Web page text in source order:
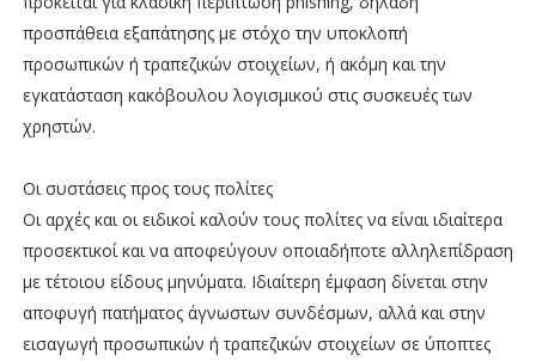
προσπάθεια εξαπάτησης με στόχο την υποκλοπή
προσωπικών ή τραπεζικών στοιχείων, ή ακόμη και την
εγκατάσταση κακόβουλου λογισμικού στις συσκευές των
χρηστών.
Οι συστάσεις προς τους πολίτες
Οι αρχές και οι ειδικοί καλούν τους πολίτες να είναι ιδιαίτερα
προσεκτικοί και να αποφεύγουν οποιαδήποτε αλληλεπίδραση
με τέτοιου είδους μηνύματα. Ιδιαίτερη έμφαση δίνεται στην
αποφυγή πατήματος άγνωστων συνδέσμων, αλλά και στην
εισαγωγή προσωπικών ή τραπεζικών στοιχείων σε ύποπτες